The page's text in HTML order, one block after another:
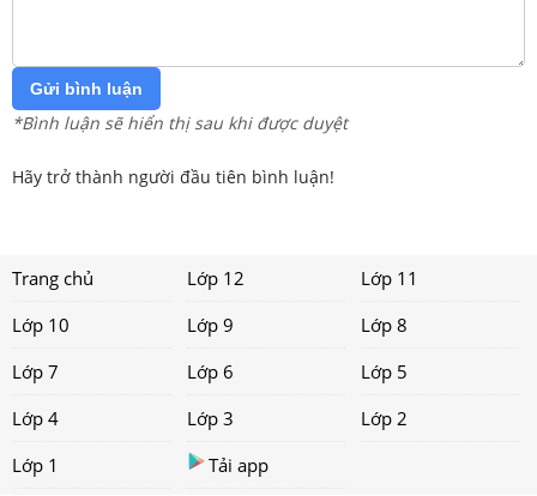
Gửi bình luận
*Bình luận sẽ hiển thị sau khi được duyệt
Hãy trở thành người đầu tiên bình luận!
Trang chủ Lớp 12
Lớp 11
Lớp 10
Lớp 9
Lớp 8
Lớp 7
Lớp 6
Lớp 5
Lớp 4
Lớp 3
Lớp 2
Lớp 1
Tải app